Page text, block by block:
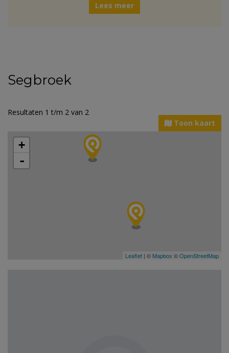
Lees meer
Segbroek
Resultaten 1 t/m 2 van 2
Toon kaart
+
-
Leaflet | © Mapbox ©OpenStreetMap